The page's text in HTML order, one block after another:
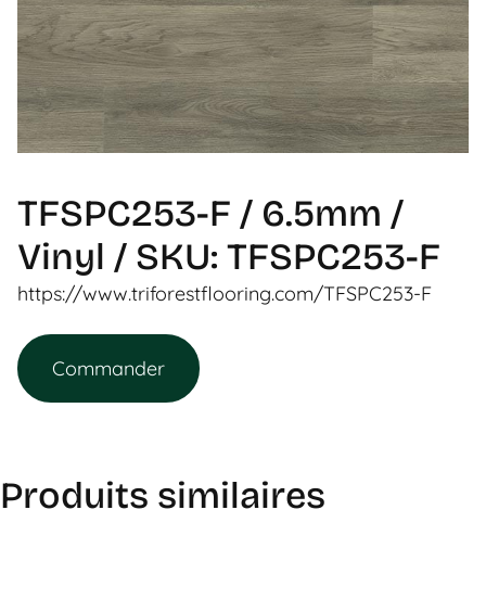
TFSPC253-F / 6.5mm /
Vinyl / SKU: TFSPC253-F
https://www.triforestflooring.com/TFSPC253-F
Commander
Produits similaires